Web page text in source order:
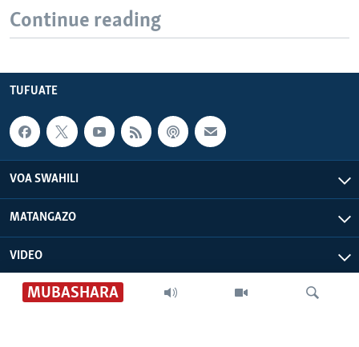
MUBASHARA
Continue reading
TUFUATE
VOA SWAHILI
MATANGAZO
VIDEO
VOA AFRICA